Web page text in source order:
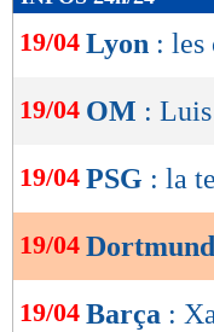
de
lecture
OK
19/04 Lyon : les
19/04 OM :
19/04 PSG : la
19/04 Dortmund
19/04 Barça :